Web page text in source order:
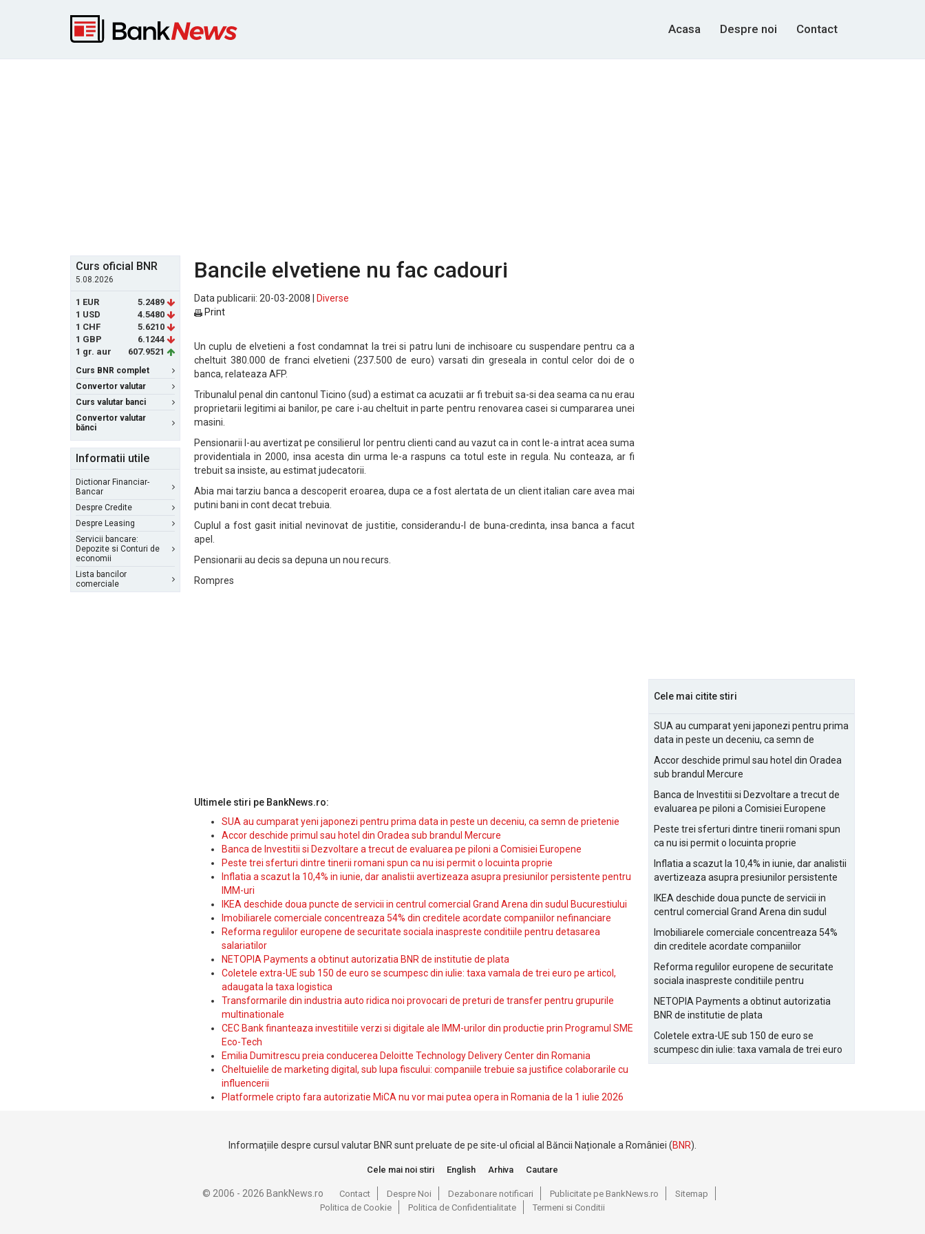
Acasa Despre noi Contact
Curs oficial BNR
5.08.2026
1 EUR
5.2489
1 USD
4.5480
1 CHF
5.6210
1 GBP
6.1244
1 gr. aur
607.9521
Curs BNR complet
Convertor valutar
Curs valutar banci
Convertor valutar
bănci
Informatii utile
Dictionar Financiar-
Bancar
Despre Credite
Despre Leasing
Servicii bancare:
Depozite si Conturi de
economii
Lista bancilor
comerciale
Bancile elvetiene nu fac cadouri
Data publicarii: 20-03-2008 |
Diverse
Print
Un cuplu de elvetieni a fost condamnat la trei si patru luni de inchisoare cu suspendare pentru ca a
cheltuit 380.000 de franci elvetieni (237.500 de euro) varsati din greseala in contul celor doi de o
banca, relateaza AFP.
Tribunalul penal din cantonul Ticino (sud) a estimat ca acuzatii ar fi trebuit sa-si dea seama ca nu erau
proprietarii legitimi ai banilor, pe care i-au cheltuit in parte pentru renovarea casei si cumpararea unei
masini.
Pensionarii l-au avertizat pe consilierul lor pentru clienti cand au vazut ca in cont le-a intrat acea suma
providentiala in 2000, insa acesta din urma le-a raspuns ca totul este in regula. Nu conteaza, ar fi
trebuit sa insiste, au estimat judecatorii.
Abia mai tarziu banca a descoperit eroarea, dupa ce a fost alertata de un client italian care avea mai
putini bani in cont decat trebuia.
Cuplul a fost gasit initial nevinovat de justitie, considerandu-l de buna-credinta, insa banca a facut
apel.
Pensionarii au decis sa depuna un nou recurs.
Rompres
Ultimele stiri pe BankNews.ro:
SUA au cumparat yeni japonezi pentru prima data in peste un deceniu, ca semn de prietenie
Accor deschide primul sau hotel din Oradea sub brandul Mercure
Banca de Investitii si Dezvoltare a trecut de evaluarea pe piloni a Comisiei Europene
Peste trei sferturi dintre tinerii romani spun ca nu isi permit o locuinta proprie
Inflatia a scazut la 10,4% in iunie, dar analistii avertizeaza asupra presiunilor persistente pentru
IMM-uri
IKEA deschide doua puncte de servicii in centrul comercial Grand Arena din sudul Bucurestiului
Imobiliarele comerciale concentreaza 54% din creditele acordate companiilor nefinanciare
Reforma regulilor europene de securitate sociala inaspreste conditiile pentru detasarea
salariatilor
NETOPIA Payments a obtinut autorizatia BNR de institutie de plata
Coletele extra-UE sub 150 de euro se scumpesc din iulie: taxa vamala de trei euro pe articol,
adaugata la taxa logistica
Transformarile din industria auto ridica noi provocari de preturi de transfer pentru grupurile
multinationale
CEC Bank finanteaza investitiile verzi si digitale ale IMM-urilor din productie prin Programul SME
Eco-Tech
Emilia Dumitrescu preia conducerea Deloitte Technology Delivery Center din Romania
Cheltuielile de marketing digital, sub lupa fiscului: companiile trebuie sa justifice colaborarile cu
influencerii
Platformele cripto fara autorizatie MiCA nu vor mai putea opera in Romania de la 1 iulie 2026
Cele mai citite stiri
SUA au cumparat yeni japonezi pentru prima
data in peste un deceniu, ca semn de
Accor deschide primul sau hotel din Oradea
sub brandul Mercure
Banca de Investitii si Dezvoltare a trecut de
evaluarea pe piloni a Comisiei Europene
Peste trei sferturi dintre tinerii romani spun
ca nu isi permit o locuinta proprie
Inflatia a scazut la 10,4% in iunie, dar analistii
avertizeaza asupra presiunilor persistente
IKEA deschide doua puncte de servicii in
centrul comercial Grand Arena din sudul
Imobiliarele comerciale concentreaza 54%
din creditele acordate companiilor
Reforma regulilor europene de securitate
sociala inaspreste conditiile pentru
NETOPIA Payments a obtinut autorizatia
BNR de institutie de plata
Coletele extra-UE sub 150 de euro se
scumpesc din iulie: taxa vamala de trei euro
pe articol, adaugata la taxa logistica
Informațiile despre cursul valutar BNR sunt preluate de pe site-ul oficial al Băncii Naționale a României (BNR).
Cele mai noi stiri English Arhiva Cautare
© 2006 - 2026 BankNews.ro Contact Despre Noi Dezabonare notificari Publicitate pe BankNews.ro
Sitemap
Politica de Cookie
Politica de Confidentialitate Termeni si Conditii